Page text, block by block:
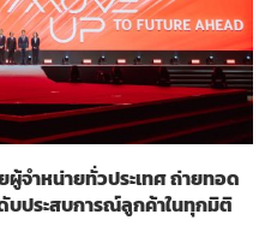
จำหน่ายทั่วประเทศ ถ่ายทอด
บประสบการณ์ลูกค้าในทุกมิติ